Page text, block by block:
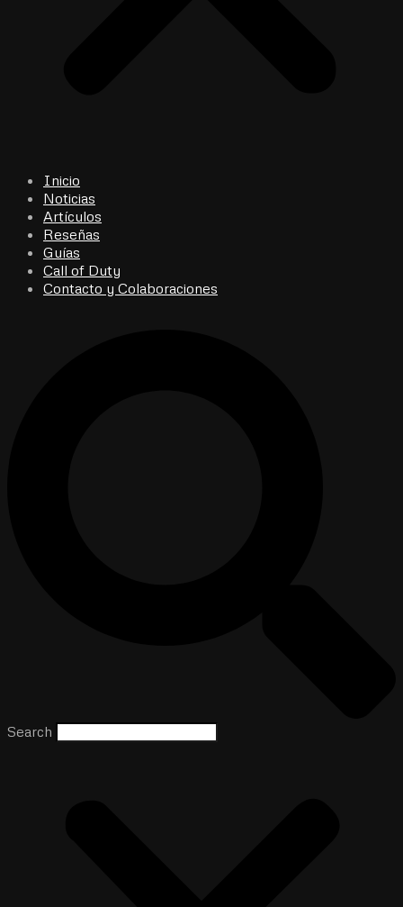
Inicio
Noticias
Artículos
Reseñas
Guías
Call of Duty
Contacto y Colaboraciones
Search